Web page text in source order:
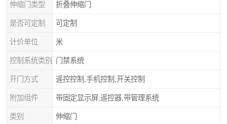
伸缩门类型 折叠伸缩门
是否可定制 可定制
计价单位 米
控制系统类别 门禁系统
开门方式 遥控控制,手机控制,开关控制
附加组件 带固定显示屏,遥控器,带管理系统
类别 伸缩门